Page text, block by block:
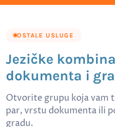
OSTALE USLUGE
Jezičke
dokumenta i
Otvorite grupu koja vam
par, vrstu dokumenta ili
gradu.